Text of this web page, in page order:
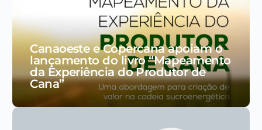
Canaoeste e Copercana apoiam o
lançamento do livro “Mapeamento
da Experiência do Produtor de
Cana”